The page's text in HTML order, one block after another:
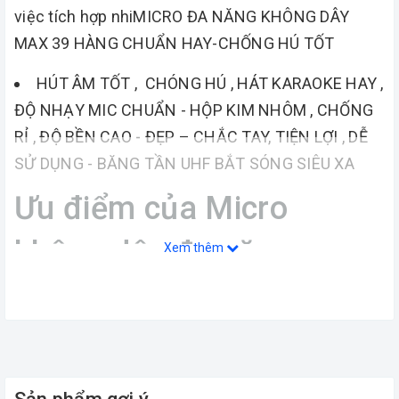
việc tích hợp nhiMICRO ĐA NĂNG KHÔNG DÂY
MAX 39 HÀNG CHUẨN HAY-CHỐNG HÚ TỐT
HÚT ÂM TỐT , CHÓNG HÚ , HÁT KARAOKE HAY ,
ĐỘ NHẠY MIC CHUẨN - HỘP KIM NHÔM , CHỐNG
RỈ , ĐỘ BỀN CAO - ĐẸP – CHẮC TAY, TIỆN LỢI , DỄ
SỬ DỤNG - BĂNG TẦN UHF BẮT SÓNG SIÊU XA
Ưu điểm của Micro
không dây đa năng cao
nhau hơn! Sau đây chính là những ưu điểm tuyệt
Xem thêm